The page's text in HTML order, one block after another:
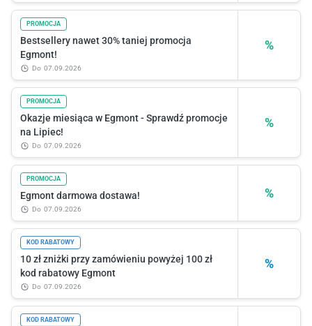
%
PROMOCJA
Bestsellery nawet 30% taniej promocja
Egmont!
do 07.09.2026
%
PROMOCJA
Okazje miesiąca w Egmont - Sprawdź promocje
na Lipiec!
do 07.09.2026
%
PROMOCJA
Egmont darmowa dostawa!
do 07.09.2026
%
KOD RABATOWY
10 zł zniżki przy zamówieniu powyżej 100 zł
kod rabatowy Egmont
do 07.09.2026
KOD RABATOWY